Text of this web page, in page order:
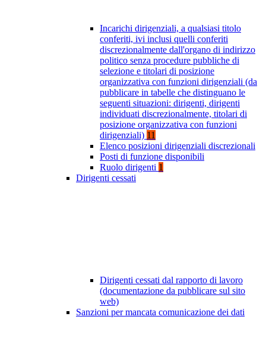
Incarichi dirigenziali, a qualsiasi titolo
conferiti, ivi inclusi quelli conferiti
discrezionalmente dall'organo di indirizzo
politico senza procedure pubbliche di
selezione e titolari di posizione
organizzativa con funzioni dirigenziali (da
pubblicare in tabelle che distinguano le
seguenti situazioni: dirigenti, dirigenti
individuati discrezionalmente, titolari di
posizione organizzativa con funzioni
dirigenziali) 11
Elenco posizioni dirigenziali discrezionali
Posti di funzione disponibili
Ruolo dirigenti 1
Dirigenti cessati
Dirigenti cessati dal rapporto di lavoro
(documentazione da pubblicare sul sito
web)
Sanzioni per mancata comunicazione dei dati